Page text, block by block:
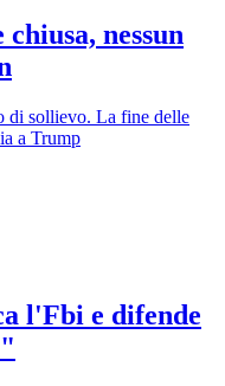
nessun
di sollievo. La fine delle
a Trump
l'Fbi e difende